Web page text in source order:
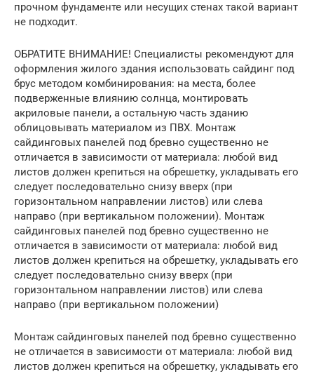
прочном фундаменте или несущих стенах такой вариант
не подходит.
ОБРАТИТЕ ВНИМАНИЕ! Специалисты рекомендуют для
оформления жилого здания использовать сайдинг под
брус методом комбинирования: на места, более
подверженные влиянию солнца, монтировать
акриловые панели, а остальную часть зданию
облицовывать материалом из ПВХ. Монтаж
сайдинговых панелей под бревно существенно не
отличается в зависимости от материала: любой вид
листов должен крепиться на обрешетку, укладывать его
следует последовательно снизу вверх (при
горизонтальном направлении листов) или слева
направо (при вертикальном положении). Монтаж
сайдинговых панелей под бревно существенно не
отличается в зависимости от материала: любой вид
листов должен крепиться на обрешетку, укладывать его
следует последовательно снизу вверх (при
горизонтальном направлении листов) или слева
направо (при вертикальном положении)
Монтаж сайдинговых панелей под бревно существенно
не отличается в зависимости от материала: любой вид
листов должен крепиться на обрешетку, укладывать его